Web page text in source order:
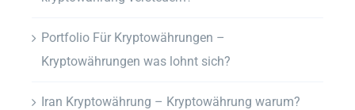
Portfolio Für Kryptowährungen –
Kryptowährungen was lohnt sich?
Iran Kryptowährung – Kryptowährung warum?